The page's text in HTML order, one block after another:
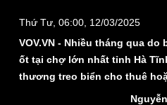
Nhận diện sự thật
Thứ Tư, 06:00, 12/03/2025
VOV.VN - Nhiều tháng qua do
ốt tại chợ lớn nhất tỉnh Hà
thương treo biển cho thuê